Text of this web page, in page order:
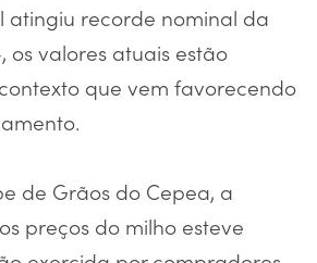
atingiu recorde nominal da
os valores atuais estão
que vem favorecendo
de Grãos do Cepea, a
preços do milho esteve